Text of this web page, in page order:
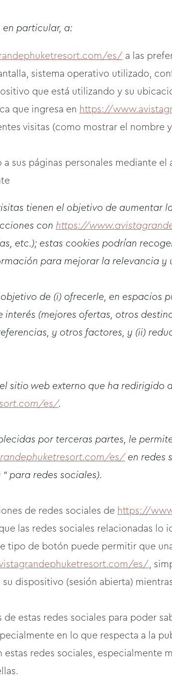
particular, a:
es/a las
sistema operativo utilizado,
que está utilizando y su
que ingresa en https://
visitas (como mostrar el nombre
sus páginas personales mediante
tienen el objetivo de aumentar
con https://
etc.); estas cookies podrían
para mejorar la relevancia y
de (i) ofrecerle, en espacios
(mejores ofertas, otros
y otros factores, y (ii)
sitio web externo que ha redirigido
es/.
por terceras partes, le
es/en redes
para redes sociales).
de redes sociales de https://
las redes sociales relacionadas lo
tipo de botón puede permitir que
es/,
dispositivo (sesión abierta)
estas redes sociales para poder
en lo que respecta a la
redes sociales, especialmente